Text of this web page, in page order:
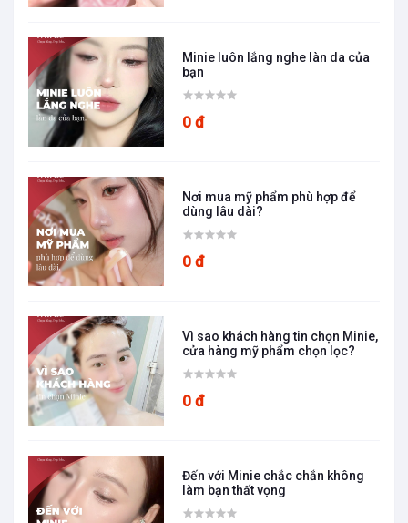
Minie luôn lắng nghe làn da của
bạn
0 đ
Nơi mua mỹ phẩm phù hợp để
dùng lâu dài?
0 đ
Vì sao khách hàng tin chọn Minie,
cửa hàng mỹ phẩm chọn lọc?
0 đ
Đến với Minie chắc chắn không
làm bạn thất vọng